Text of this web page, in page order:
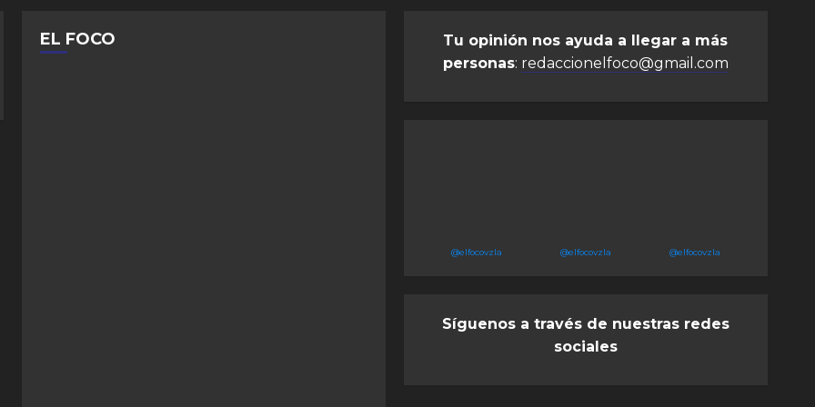
EL FOCO
Tu opinión nos ayuda a llegar a más
personas: redaccionelfoco@gmail.com
@elfocovzla @elfocovzla @elfocovzla
Síguenos a través de nuestras redes
sociales